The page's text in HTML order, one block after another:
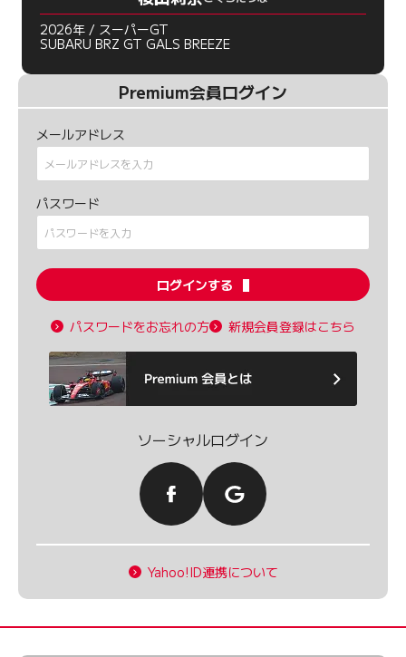
2026年 / スーパーGT
SUBARU BRZ GT GALS BREEZE
Premium会員ログイン
メールアドレス
パスワード
ログインする
パスワードをお忘れの方 新規会員登録はこちら
ソーシャルログイン
Yahoo!ID連携について